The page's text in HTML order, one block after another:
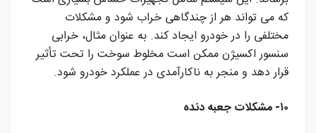
که می تواند هر از چندگاهی خراب شود و مشکلات
مختلفی را در خودرو ایجاد کند. به عنوان مثال، خرابی
سنسور اکسیژن ممکن است مخلوط سوخت را تحت تأثیر
قرار دهد و منجر به ناکارآمدی در عملکرد خودرو شود.
۱۰- مشکلات جعبه دنده